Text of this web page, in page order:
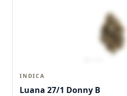
INDICA
Luana 27/1 Donny B